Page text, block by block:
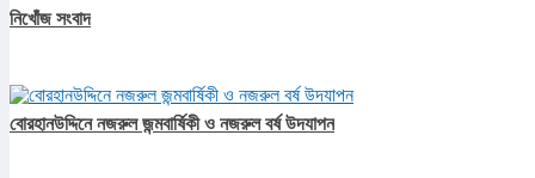
নিখোঁজ সংবাদ
বোরহানউদ্দিনে নজরুল জন্মবার্ষিকী ও নজরুল বর্ষ উদযাপন